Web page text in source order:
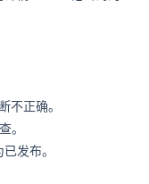
不正确。
。
发布。